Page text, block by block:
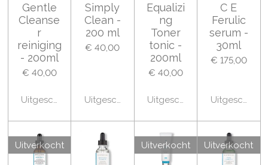
Gentle
Cleanse
r
reiniging
- 200ml
€ 40,00
Uitgeschakeld
Simply
Clean -
200 ml
€ 40,00
Uitgeschakeld
Equalizi
ng
Toner
tonic -
200ml
€ 40,00
Uitgeschakeld
C E
Ferulic
serum -
30ml
€ 175,00
Uitverkocht Uitverkocht Uitverkocht